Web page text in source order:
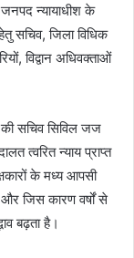
न्यायाधीश के
जिला विधिक
विद्वान अधिवक्ताओं
की सचिव सिविल जज
त्वरित न्याय प्राप्त
के मध्य आपसी
जिस कारण वर्षों से
बढ़ता है।